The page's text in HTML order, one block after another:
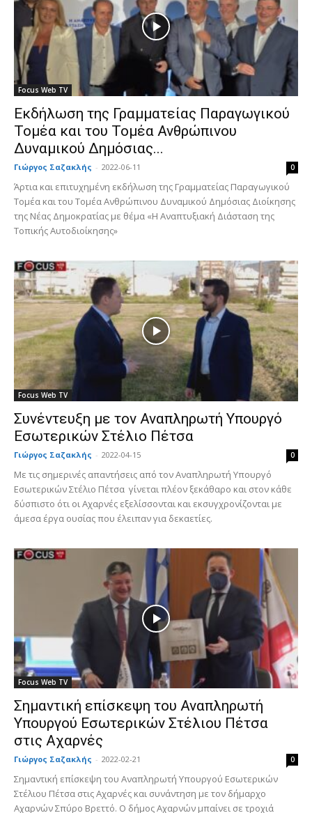
Focus Web TV
Εκδήλωση της Γραμματείας Παραγωγικού
Τομέα και του Τομέα Ανθρώπινου
Δυναμικού Δημόσιας...
Γιώργος Σαζακλής - 2022-06-11 0
Άρτια και επιτυχημένη εκδήλωση της Γραμματείας Παραγωγικού
Τομέα και του Τομέα Ανθρώπινου Δυναμικού Δημόσιας Διοίκησης
της Νέας Δημοκρατίας με θέμα «Η Αναπτυξιακή Διάσταση της
Τοπικής Αυτοδιοίκησης»
Focus Web TV
Συνέντευξη με τον Αναπληρωτή Υπουργό
Εσωτερικών Στέλιο Πέτσα
Γιώργος Σαζακλής - 2022-04-15 0
Με τις σημερινές απαντήσεις από τον Αναπληρωτή Υπουργό
Εσωτερικών Στέλιο Πέτσα γίνεται πλέον ξεκάθαρο και στον κάθε
δύσπιστο ότι οι Αχαρνές εξελίσσονται και εκσυγχρονίζονται με
άμεσα έργα ουσίας που έλειπαν για δεκαετίες.
Focus Web TV
Σημαντική επίσκεψη του Αναπληρωτή
Υπουργού Εσωτερικών Στέλιου Πέτσα
στις Αχαρνές
Γιώργος Σαζακλής - 2022-02-21 0
Σημαντική επίσκεψη του Αναπληρωτή Υπουργού Εσωτερικών
Στέλιου Πέτσα στις Αχαρνές και συνάντηση με τον δήμαρχο
Αχαρνών Σπύρο Βρεττό. Ο δήμος Αχαρνών μπαίνει σε τροχιά